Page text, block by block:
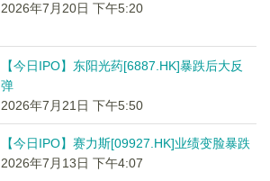
2026年7月20日 下午5:20
【今日IPO】东阳光药[6887.HK]暴跌后大反
弹
2026年7月21日 下午5:50
【今日IPO】赛力斯[09927.HK]业绩变脸暴跌
2026年7月13日 下午4:07